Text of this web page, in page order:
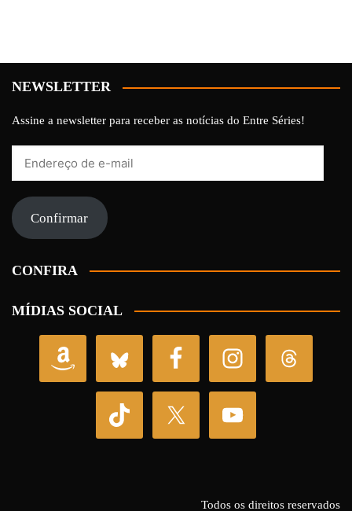
NEWSLETTER
Assine a newsletter para receber as notícias do Entre Séries!
mail Confirmar
CONFIRA
MÍDIAS SOCIAL
Todos os direitos reservados